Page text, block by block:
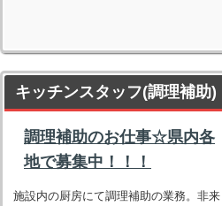
キッチンスタッフ(調理補助)
調理補助のお仕事☆県内各
地で募集中！！！
施設内の厨房にて調理補助の業務。非来